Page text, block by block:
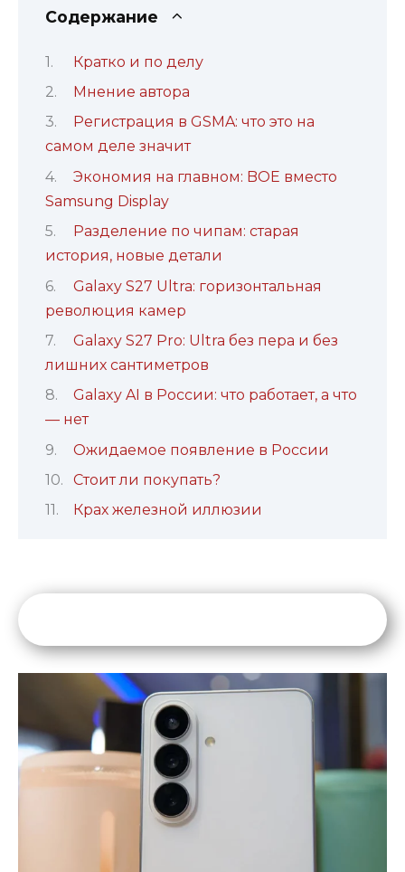
Содержание
Кратко и по делу
Мнение автора
Регистрация в GSMA: что это на
самом деле значит
Экономия на главном: BOE вместо
Samsung Display
Разделение по чипам: старая
история, новые детали
Galaxy S27 Ultra: горизонтальная
революция камер
Galaxy S27 Pro: Ultra без пера и без
лишних сантиметров
Galaxy AI в России: что работает, а что
— нет
Ожидаемое появление в России
Стоит ли покупать?
Крах железной иллюзии